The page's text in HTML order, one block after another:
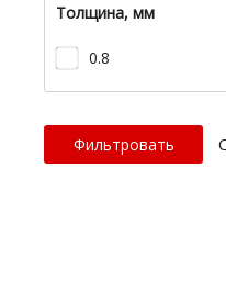
Толщина, мм
0.8